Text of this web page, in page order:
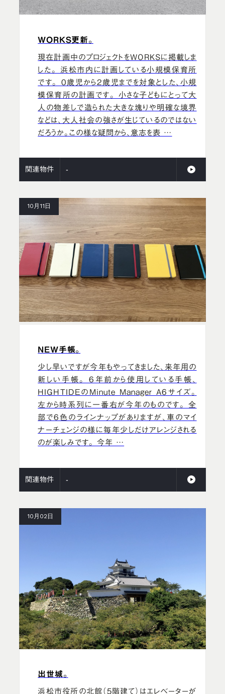
WORKS更新。
現在計画中のプロジェクトをWORKSに掲載しま
した。 浜松市内に計画している小規模保育所
です。 0歳児から2歳児までを対象とした、小規
模保育所の計画です。 小さな子どもにとって大
人の物差しで造られた大きな塊りや明確な境界
などは、大人社会の強さが生じているのではない
だろうか。この様な疑問から、意志を表 …
関連物件 -
10月11日
NEW手帳。
少し早いですが今年もやってきました、来年用の
新しい手帳。 6年前から使用している手帳、
HIGHTIDEのMinute Manager A6サイズ。
左から時系列に一番右が今年のものです。 全
部で6色のラインナップがありますが、車のマイ
ナーチェンジの様に毎年少しだけアレンジされる
のが楽しみです。 今年 …
関連物件 -
10月02日
出世城。
浜松市役所の北館（５階建て）はエレベーターが